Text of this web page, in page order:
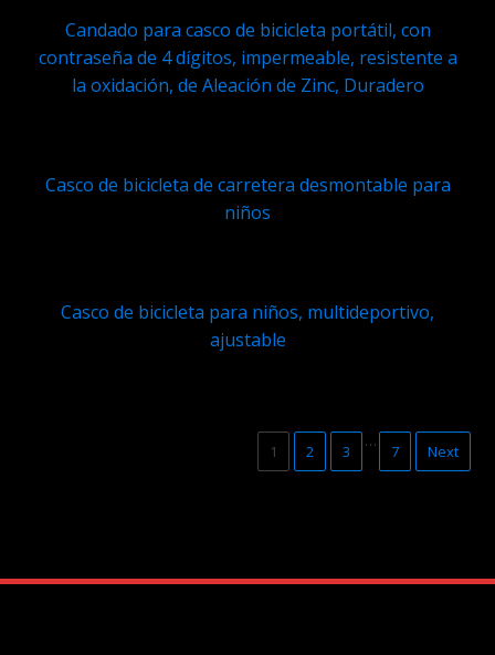
Candado para casco de bicicleta portátil, con
contraseña de 4 dígitos, impermeable, resistente a
la oxidación, de Aleación de Zinc, Duradero
Casco de bicicleta de carretera desmontable para
niños
Casco de bicicleta para niños, multideportivo,
ajustable
1 2 3
…
7 Next